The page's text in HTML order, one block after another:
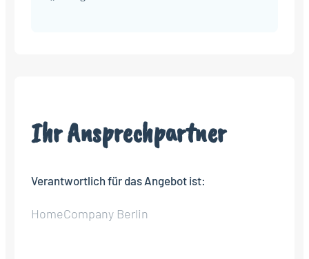
Ihr Ansprechpartner
Verantwortlich für das Angebot ist:
HomeCompany Berlin